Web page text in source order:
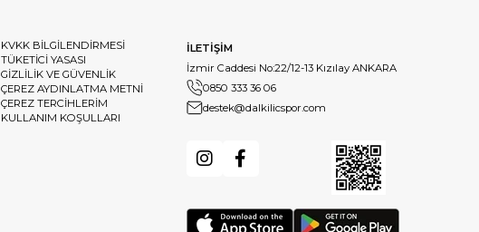
KVKK BİLGİLENDİRMESİ
TÜKETİCİ YASASI
GİZLİLİK VE GÜVENLİK
ÇEREZ AYDINLATMA METNİ
ÇEREZ TERCİHLERİM
KULLANIM KOŞULLARI
İLETİŞİM
İzmir Caddesi No:22/12-13 Kızılay ANKARA
0850 333 36 06
destek@dalkilicspor.com